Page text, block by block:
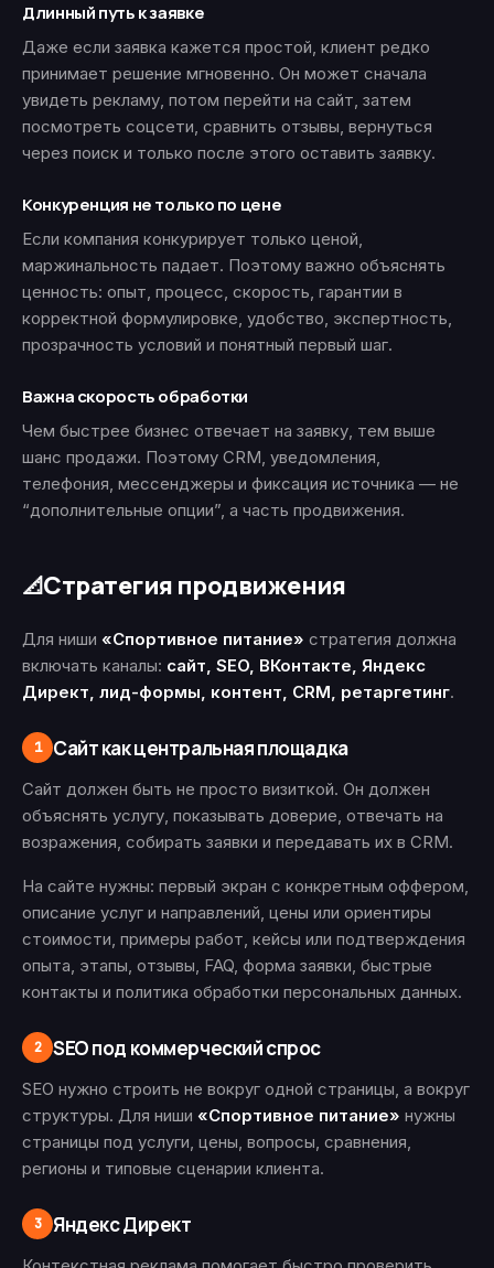
Длинный путь к заявке
Даже если заявка кажется простой, клиент редко
принимает решение мгновенно. Он может сначала
увидеть рекламу, потом перейти на сайт, затем
посмотреть соцсети, сравнить отзывы, вернуться
через поиск и только после этого оставить заявку.
Конкуренция не только по цене
Если компания конкурирует только ценой,
маржинальность падает. Поэтому важно объяснять
ценность: опыт, процесс, скорость, гарантии в
корректной формулировке, удобство, экспертность,
прозрачность условий и понятный первый шаг.
Важна скорость обработки
Чем быстрее бизнес отвечает на заявку, тем выше
шанс продажи. Поэтому CRM, уведомления,
телефония, мессенджеры и фиксация источника — не
“дополнительные опции”, а часть продвижения.
📐Стратегия продвижения
Для ниши «Спортивное питание» стратегия должна
включать каналы: сайт, SEO, ВКонтакте, Яндекс
Директ, лид-формы, контент, CRM, ретаргетинг.
1 Сайт как центральная площадка
Сайт должен быть не просто визиткой. Он должен
объяснять услугу, показывать доверие, отвечать на
возражения, собирать заявки и передавать их в CRM.
На сайте нужны: первый экран с конкретным оффером,
описание услуг и направлений, цены или ориентиры
стоимости, примеры работ, кейсы или подтверждения
опыта, этапы, отзывы, FAQ, форма заявки, быстрые
контакты и политика обработки персональных данных.
2 SEO под коммерческий спрос
SEO нужно строить не вокруг одной страницы, а вокруг
структуры. Для ниши «Спортивное питание» нужны
страницы под услуги, цены, вопросы, сравнения,
регионы и типовые сценарии клиента.
3 Яндекс Директ